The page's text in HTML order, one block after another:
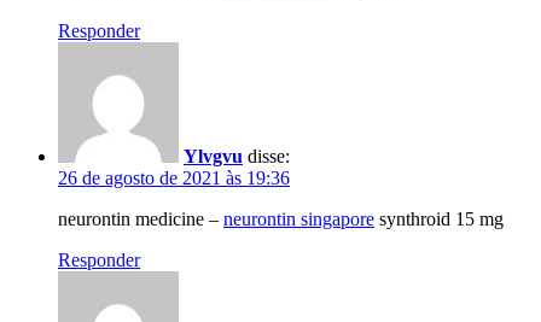
Responder
Ylvgvu disse:
26 de agosto de 2021 às 19:36
neurontin medicine – neurontin singapore synthroid 15 mg
Responder